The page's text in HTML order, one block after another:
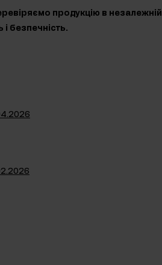
продукцію в незалежній
безпечність.